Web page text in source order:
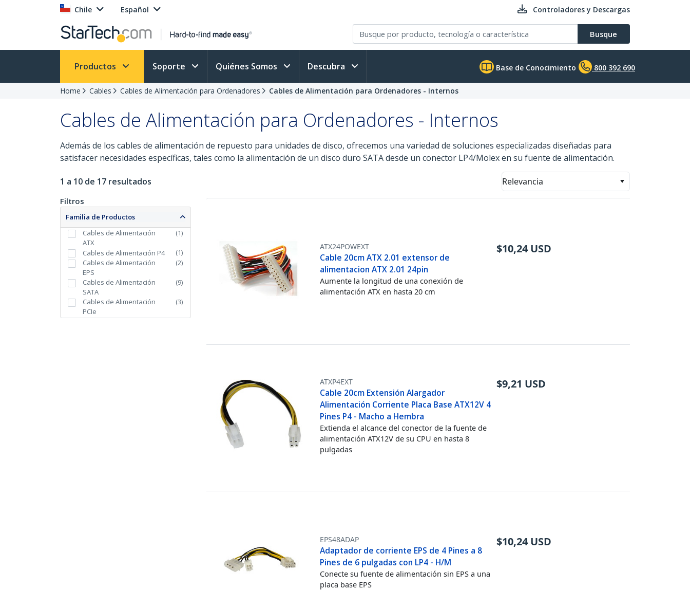
Chile Español Controladores y Descargas
Busque
Productos Soporte Quiénes Somos Descubra Base de Conocimiento 800 392 690
Home Cables Cables de Alimentación para Ordenadores Cables de Alimentación para Ordenadores - Internos
Cables de Alimentación para Ordenadores - Internos
Además de los cables de alimentación de repuesto para unidades de disco, ofrecemos una variedad de soluciones especializadas diseñadas para
satisfacer necesidades específicas, tales como la alimentación de un disco duro SATA desde un conector LP4/Molex en su fuente de alimentación.
1 a 10 de 17 resultados Relevancia
Filtros
Familia de Productos
Cables de Alimentación
ATX
(1)
Cables de Alimentación P4 (1)
Cables de Alimentación
EPS
(2)
Cables de Alimentación
SATA
(9)
Cables de Alimentación
PCIe
(3)
ATX24POWEXT
Cable 20cm ATX 2.01 extensor de
alimentacion ATX 2.01 24pin
Aumente la longitud de una conexión de
alimentación ATX en hasta 20 cm
$10,24 USD
ATXP4EXT
Cable 20cm Extensión Alargador
Alimentación Corriente Placa Base ATX12V 4
Pines P4 - Macho a Hembra
Extienda el alcance del conector de la fuente de
alimentación ATX12V de su CPU en hasta 8
pulgadas
$9,21 USD
EPS48ADAP
Adaptador de corriente EPS de 4 Pines a 8
Pines de 6 pulgadas con LP4 - H/M
Conecte su fuente de alimentación sin EPS a una
placa base EPS
$10,24 USD